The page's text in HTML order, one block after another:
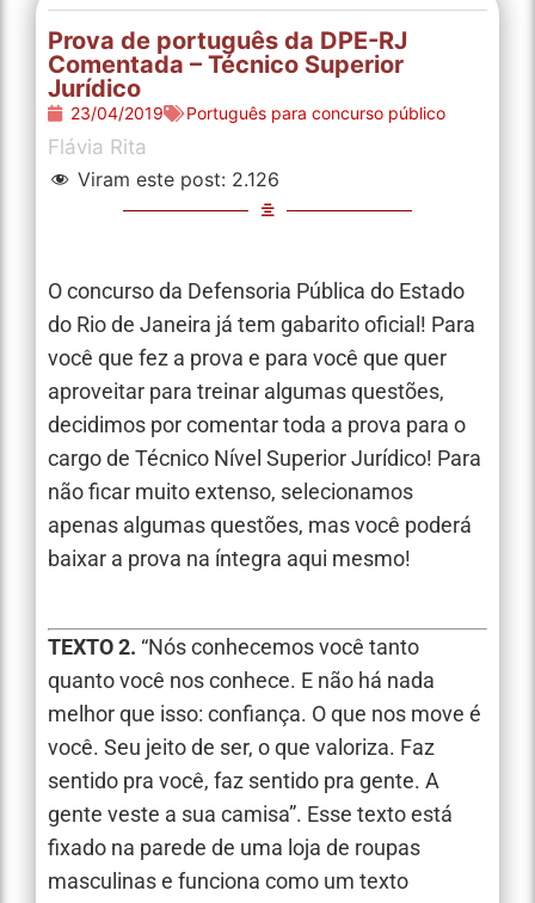
Prova de português da DPE-RJ
Comentada – Técnico Superior
Jurídico
23/04/2019 Português para concurso público
Flávia Rita
Viram este post: 2.126
O concurso da Defensoria Pública do Estado
do Rio de Janeira já tem gabarito oficial! Para
você que fez a prova e para você que quer
aproveitar para treinar algumas questões,
decidimos por comentar toda a prova para o
cargo de Técnico Nível Superior Jurídico! Para
não ficar muito extenso, selecionamos
apenas algumas questões, mas você poderá
baixar a prova na íntegra aqui mesmo!
TEXTO 2. “Nós conhecemos você tanto
quanto você nos conhece. E não há nada
melhor que isso: confiança. O que nos move é
você. Seu jeito de ser, o que valoriza. Faz
sentido pra você, faz sentido pra gente. A
gente veste a sua camisa”. Esse texto está
fixado na parede de uma loja de roupas
masculinas e funciona como um texto